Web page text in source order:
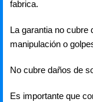
fabrica.
La garantia no cubre
manipulación o
No cubre daños de
Es importante que